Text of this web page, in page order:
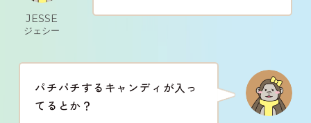
JESSE
ジェシー
パチパチするキャンディが入っ
てるとか？